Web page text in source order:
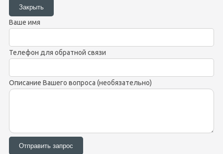
Ваше имя
Телефон для обратной связи
Описание Вашего вопроса (необязательно)